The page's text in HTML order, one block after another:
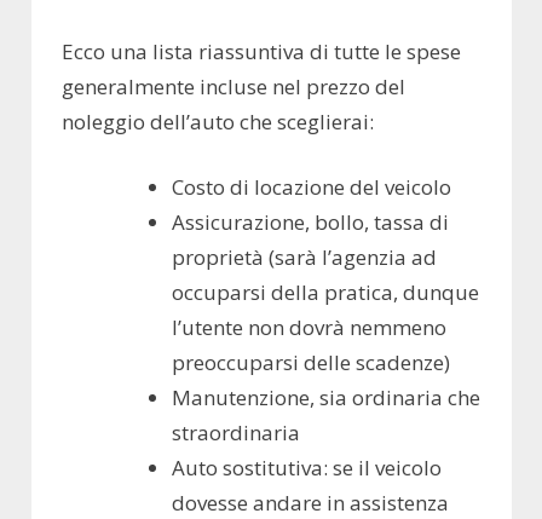
Ecco una lista riassuntiva di tutte le spese
generalmente incluse nel prezzo del
noleggio dell’auto che sceglierai:
Costo di locazione del veicolo
Assicurazione, bollo, tassa di
proprietà (sarà l’agenzia ad
occuparsi della pratica, dunque
l’utente non dovrà nemmeno
preoccuparsi delle scadenze)
Manutenzione, sia ordinaria che
straordinaria
Auto sostitutiva: se il veicolo
dovesse andare in assistenza